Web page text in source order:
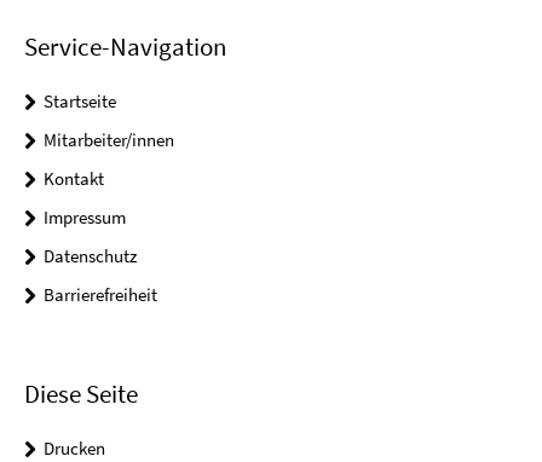
Service-Navigation
Startseite
Mitarbeiter/innen
Kontakt
Impressum
Datenschutz
Barrierefreiheit
Diese Seite
Drucken